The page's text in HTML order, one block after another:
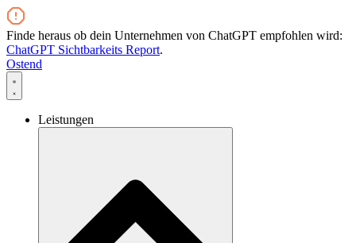
Zum
Inhalt
wechseln
Finde heraus ob dein Unternehmen von ChatGPT empfohlen wird:
ChatGPT Sichtbarkeits Report.
Ostend
Leistungen